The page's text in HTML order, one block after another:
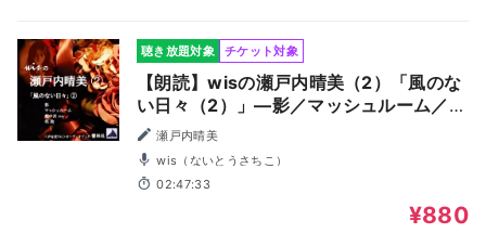
聴き放題対象 チケット対象
【朗読】wisの瀬戸内晴美（2）「風のな
い日々（2）」―影／マッシュルーム／蛇
の衣／侘助
瀬戸内晴美
wis（ないとうさちこ）
02:47:33
¥880